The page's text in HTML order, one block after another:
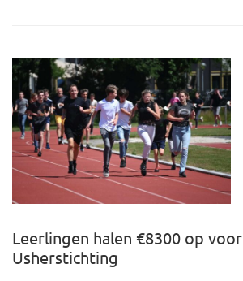
Leerlingen halen €8300 op voor
Usherstichting